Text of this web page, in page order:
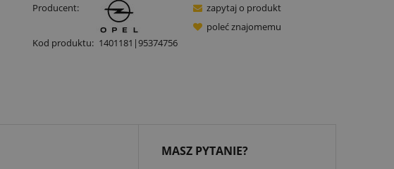
Producent:
Kod produktu: 1401181|95374756
zapytaj o produkt
poleć znajomemu
MASZ PYTANIE?